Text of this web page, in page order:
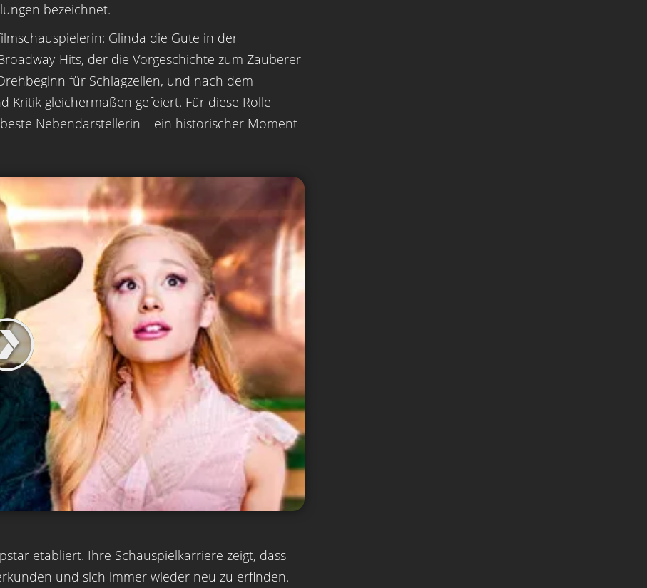
bezeichnet.
Glinda die Gute in der
Hits, der die Vorgeschichte zum Zauberer
für Schlagzeilen, und nach dem
gleichermaßen gefeiert. Für diese Rolle
Nebendarstellerin – ein historischer Moment
etabliert. Ihre Schauspielkarriere zeigt, dass
und sich immer wieder neu zu erfinden.